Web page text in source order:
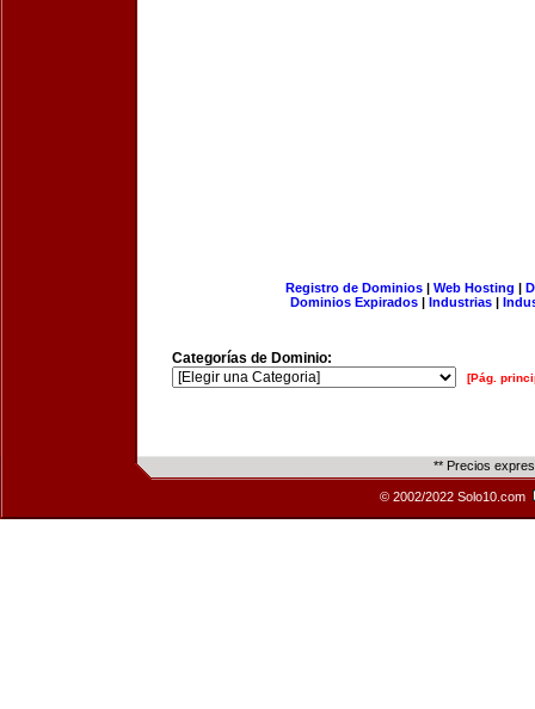
Registro de Dominios| Web Hosting |
Dominios Expirados | Industrias |
Categorías de Dominio:
[Pág.
** Precios
© 2002/2022 Solo10.com